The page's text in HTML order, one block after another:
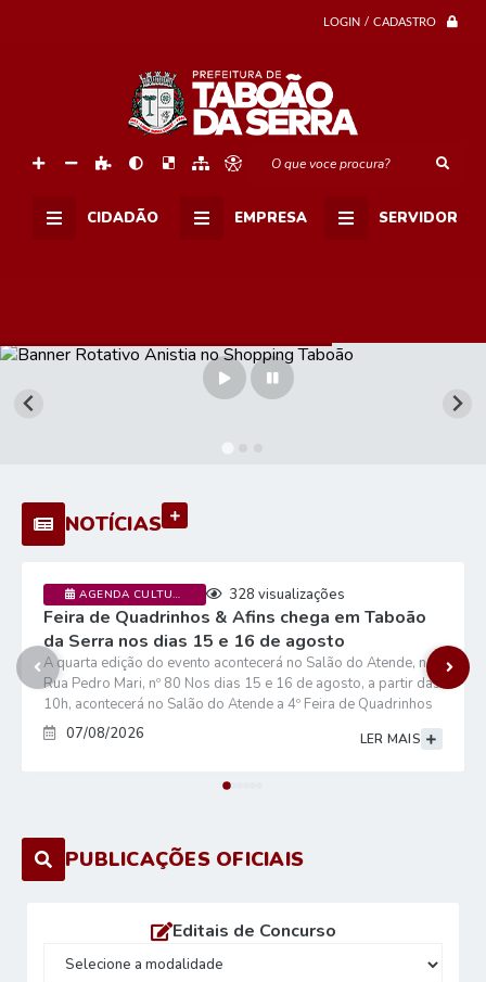
LOGIN / CADASTRO
O que voce procura?
CIDADÃO EMPRESA SERVIDOR
NOTÍCIAS
Feira de Quadrinhos & Afins chega em Taboão
da Serra nos dias 15 e 16 de agosto
07/08/2026
AGENDA CULTURAL +1 328 visualizações
A quarta edição do evento acontecerá no Salão do Atende, na
Rua Pedro Mari, nº 80 Nos dias 15 e 16 de agosto, a partir das
10h, acontecerá no Salão do Atende a 4º Feira de Quadrinhos
& Afins, evento organizado pela Prefeitura de Taboão da Serra,
por meio da Secretaria da Cultura, Economia e Indústria
LER MAIS
PUBLICAÇÕES OFICIAIS
Editais de Concurso